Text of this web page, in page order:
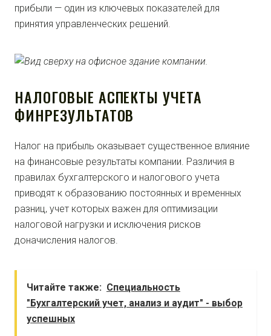
прибыли — один из ключевых показателей для
принятия управленческих решений.
НАЛОГОВЫЕ АСПЕКТЫ УЧЕТА
ФИНРЕЗУЛЬТАТОВ
Налог на прибыль оказывает существенное влияние
на финансовые результаты компании. Различия в
правилах бухгалтерского и налогового учета
приводят к образованию постоянных и временных
разниц, учет которых важен для оптимизации
налоговой нагрузки и исключения рисков
доначисления налогов.
Читайте также: Специальность
"Бухгалтерский учет, анализ и аудит" - выбор
успешных